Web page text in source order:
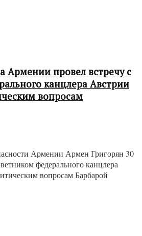
Армении провел встречу с
канцлера Австрии
вопросам
Армении Армен Григорян 30
федерального канцлера
вопросам Барбарой